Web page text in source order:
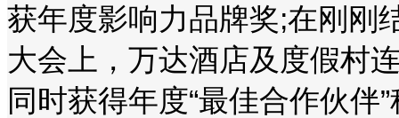
获年度影响力品牌奖;在刚刚
大会上，万达酒店及度假村
同时获得年度“最佳合作伙伴